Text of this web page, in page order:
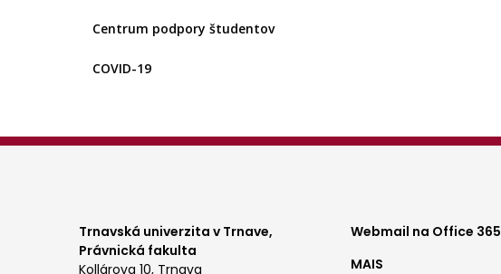
Centrum podpory študentov
COVID-19
Trnavská univerzita v Trnave,
Právnická fakulta
Kollárova 10, Trnava
Footer
Webmail na Office 365
MAIS